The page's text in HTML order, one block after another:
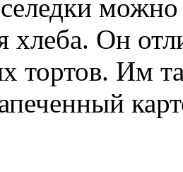
можно
хлеба. Он
тортов. Им